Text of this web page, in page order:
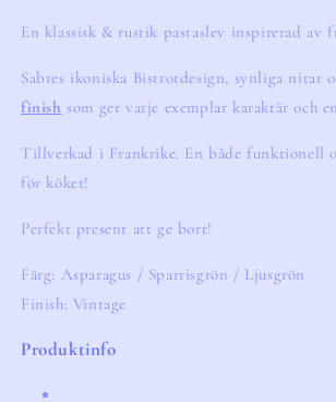
En klassisk & rustik pastaslev inspirerad av
Sabres ikoniska Bistrotdesign, synliga nitar
finish som ger varje exemplar karaktär och
Tillverkad i Frankrike. En både funktionell
för köket!
Perfekt present att ge bort!
Färg: Asparagus / Sparrisgrön / Ljusgrön
Finish: Vintage
Produktinfo